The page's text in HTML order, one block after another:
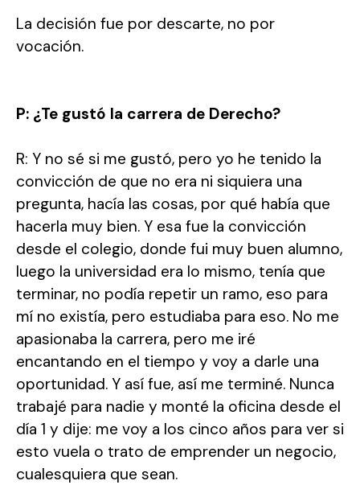
La decisión fue por descarte, no por
vocación.
P: ¿Te gustó la carrera de Derecho?
R: Y no sé si me gustó, pero yo he tenido la
convicción de que no era ni siquiera una
pregunta, hacía las cosas, por qué había que
hacerla muy bien. Y esa fue la convicción
desde el colegio, donde fui muy buen alumno,
luego la universidad era lo mismo, tenía que
terminar, no podía repetir un ramo, eso para
mí no existía, pero estudiaba para eso. No me
apasionaba la carrera, pero me iré
encantando en el tiempo y voy a darle una
oportunidad. Y así fue, así me terminé. Nunca
trabajé para nadie y monté la oficina desde el
día 1 y dije: me voy a los cinco años para ver si
esto vuela o trato de emprender un negocio,
cualesquiera que sean.